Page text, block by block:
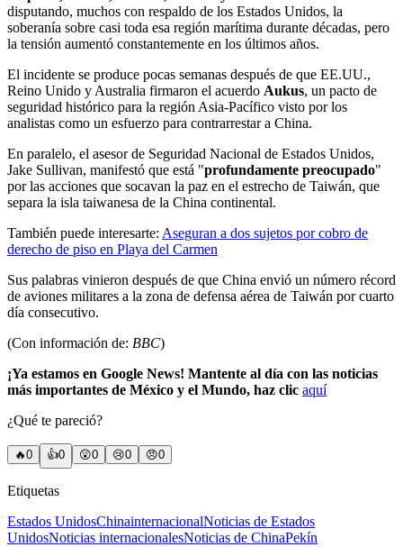
disputando, muchos con respaldo de los Estados Unidos, la
soberanía sobre casi toda esa región marítima durante décadas, pero
la tensión aumentó constantemente en los últimos años.
El incidente se produce pocas semanas después de que EE.UU.,
Reino Unido y Australia firmaron el acuerdo Aukus, un pacto de
seguridad histórico para la región Asia-Pacífico visto por los
analistas como un esfuerzo para contrarrestar a China.
En paralelo, el asesor de Seguridad Nacional de Estados Unidos,
Jake Sullivan, manifestó que está "profundamente preocupado"
por las acciones que socavan la paz en el estrecho de Taiwán, que
separa la isla taiwanesa de la China continental.
También puede interesarte: Aseguran a dos sujetos por cobro de
derecho de piso en Playa del Carmen
Sus palabras vinieron después de que China envió un número récord
de aviones militares a la zona de defensa aérea de Taiwán por cuarto
día consecutivo.
(Con información de: BBC)
¡Ya estamos en Google News! Mantente al día con las noticias
más importantes de México y el Mundo, haz clic aquí
¿Qué te pareció?
🔥0 👍0 😲0 😢0 😠0
Etiquetas
Estados UnidosChinainternacionalNoticias de Estados
UnidosNoticias internacionalesNoticias de ChinaPekín